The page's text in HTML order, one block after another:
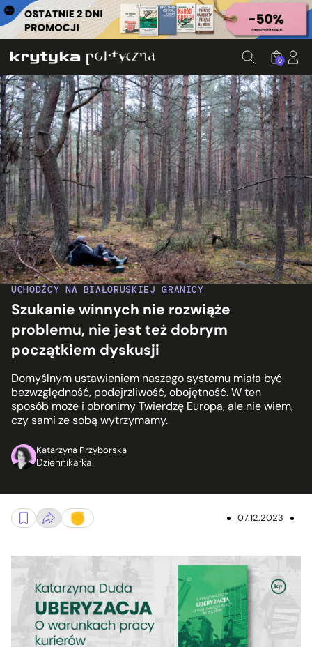
0
UCHODŹCY NA BIAŁORUSKIEJ GRANICY
Szukanie winnych nie rozwiąże
problemu, nie jest też dobrym
początkiem dyskusji
Domyślnym ustawieniem naszego systemu miała być
bezwzględność, podejrzliwość, obojętność. W ten
sposób może i obronimy Twierdzę Europa, ale nie wiem,
czy sami ze sobą wytrzymamy.
Katarzyna Przyborska
Dziennikarka
Migrant odnaleziony przez aktywistów w okolicach Mielnika.
07.12.2023